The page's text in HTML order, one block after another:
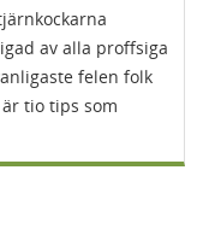
av alla proffsiga
felen folk
tio tips som